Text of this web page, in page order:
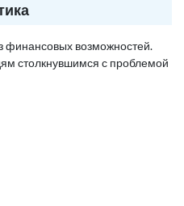
финансовых возможностей.
столкнувшимся с проблемой